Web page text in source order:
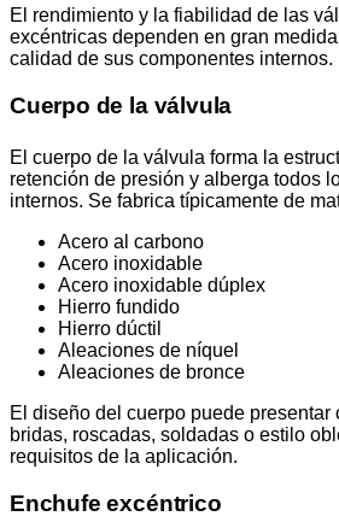
El rendimiento y la fiabilidad de las
excéntricas dependen en gran
calidad de sus componentes internos.
Cuerpo de la válvula
El cuerpo de la válvula forma la
retención de presión y alberga todos
internos. Se fabrica típicamente de
Acero al carbono
Acero inoxidable
Acero inoxidable dúplex
Hierro fundido
Hierro dúctil
Aleaciones de níquel
Aleaciones de bronce
El diseño del cuerpo puede presentar
bridas, roscadas, soldadas o estilo
requisitos de la aplicación.
Enchufe excéntrico